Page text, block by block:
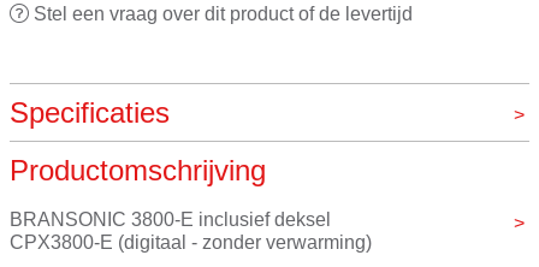
Stel een vraag over dit product of de levertijd
Specificaties
Merk
Productomschrijving
BRANSONIC 3800-E inclusief deksel
CPX3800-E (digitaal - zonder verwarming)